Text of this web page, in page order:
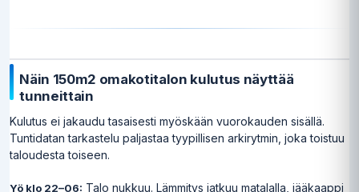
Näin 150m2 omakotitalon kulutus näyttää
tunneittain
Kulutus ei jakaudu tasaisesti myöskään vuorokauden sisällä.
Tuntidatan tarkastelu paljastaa tyypillisen arkirytmin, joka toistuu
taloudesta toiseen.
Yö klo 22–06: Talo nukkuu. Lämmitys jatkuu matalalla, jääkaappi